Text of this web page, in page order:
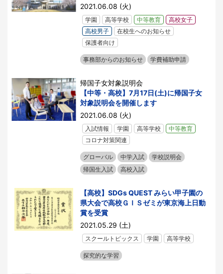
2021.06.08 (火)
学園 高等学校 中等教育
高校女子
高校男子
在校生へのお知らせ
保護者向け
事務部からのお知らせ 学費補助申請
帰国子女対象説明会
【中等・高校】7月17日(土)に帰国子女
対象説明会を開催します
2021.06.08 (火)
入試情報 学園 高等学校
中等教育
コロナ対策関連
グローバル 中学入試
学校説明会
帰国生入試
高校入試
【高校】SDGs QUEST みらい甲子園の
県大会で高校ＧＩＳゼミが東京海上日動
賞を受賞
2021.05.29 (土)
スクールトピックス 学園 高等学校
探究的な学習